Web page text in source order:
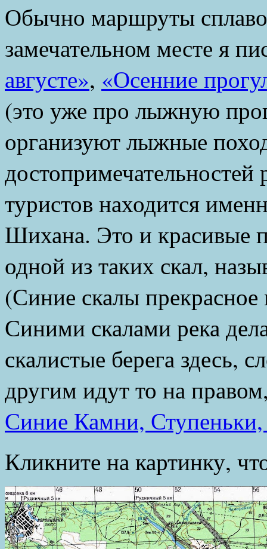
Обычно маршруты
замечательном месте я
августе», «Осенние
(это уже про лыжную
организуют лыжные
туристов находится
Шихана. Это и красивые
одной из таких скал,
(Синие скалы
Синими скалами река
скалистые берега здесь,
другим идут то на
Синие Камни,
Кликните на картинку,